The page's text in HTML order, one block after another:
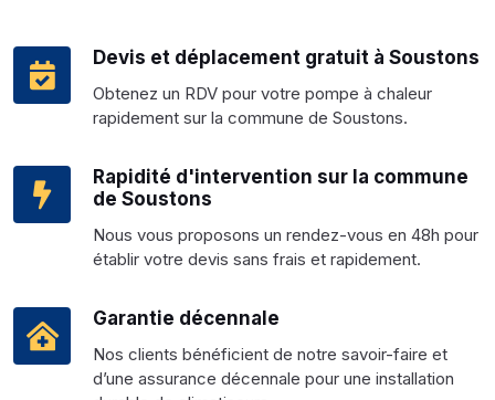
Devis et déplacement gratuit à Soustons
Obtenez un RDV pour votre pompe à chaleur
rapidement sur la commune de Soustons.
Rapidité d'intervention sur la commune
de Soustons
Nous vous proposons un rendez-vous en 48h pour
établir votre devis sans frais et rapidement.
Garantie décennale
Nos clients bénéficient de notre savoir-faire et
d’une assurance décennale pour une installation